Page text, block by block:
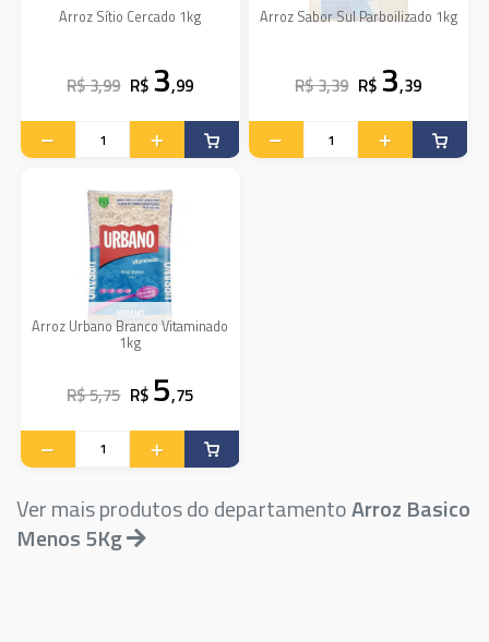
Arroz Sítio Cercado 1kg
R$ 3,99 R$ 3,99
Arroz Sabor Sul Parboilizado 1kg
R$ 3,39 R$ 3,39
Arroz Urbano Branco Vitaminado
1kg
R$ 5,75 R$ 5,75
Ver mais produtos do departamentoArroz Basico
Menos 5Kg